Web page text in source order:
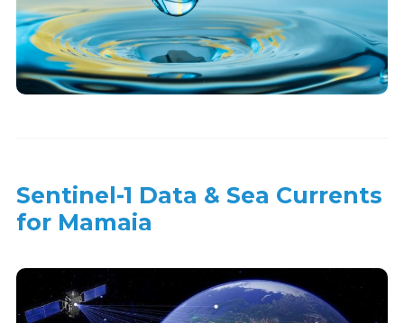
Sentinel-1 Data & Sea Currents
for Mamaia